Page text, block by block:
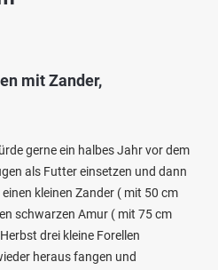
mit Zander,
gerne ein halbes Jahr vor dem
als Futter einsetzen und dann
kleinen Zander ( mit 50 cm
schwarzen Amur ( mit 75 cm
drei kleine Forellen
heraus fangen und